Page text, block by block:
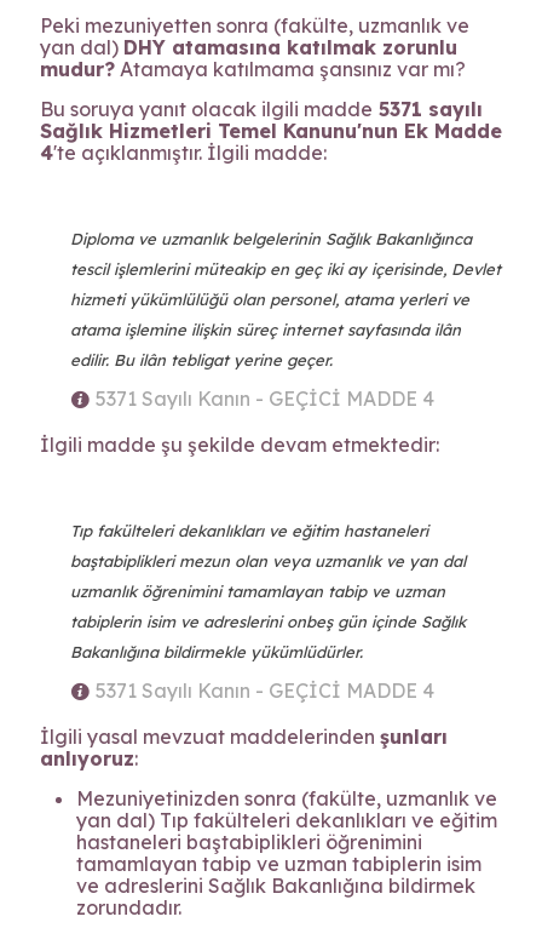
Peki mezuniyetten sonra (fakülte, uzmanlık ve
yan dal) DHY atamasına katılmak zorunlu
mudur? Atamaya katılmama şansınız var mı?
Bu soruya yanıt olacak ilgili madde 5371 sayılı
Sağlık Hizmetleri Temel Kanunu'nun Ek Madde
4'te açıklanmıştır. İlgili madde:
Diploma ve uzmanlık belgelerinin Sağlık Bakanlığınca
tescil işlemlerini müteakip en geç iki ay içerisinde, Devlet
hizmeti yükümlülüğü olan personel, atama yerleri ve
atama işlemine ilişkin süreç internet sayfasında ilân
edilir. Bu ilân tebligat yerine geçer.
5371 Sayılı Kanın - GEÇİCİ MADDE 4
İlgili madde şu şekilde devam etmektedir:
Tıp fakülteleri dekanlıkları ve eğitim hastaneleri
baştabiplikleri mezun olan veya uzmanlık ve yan dal
uzmanlık öğrenimini tamamlayan tabip ve uzman
tabiplerin isim ve adreslerini onbeş gün içinde Sağlık
Bakanlığına bildirmekle yükümlüdürler.
5371 Sayılı Kanın - GEÇİCİ MADDE 4
İlgili yasal mevzuat maddelerinden şunları
anlıyoruz:
Mezuniyetinizden sonra (fakülte, uzmanlık ve
yan dal) Tıp fakülteleri dekanlıkları ve eğitim
hastaneleri baştabiplikleri öğrenimini
tamamlayan tabip ve uzman tabiplerin isim
ve adreslerini Sağlık Bakanlığına bildirmek
zorundadır.